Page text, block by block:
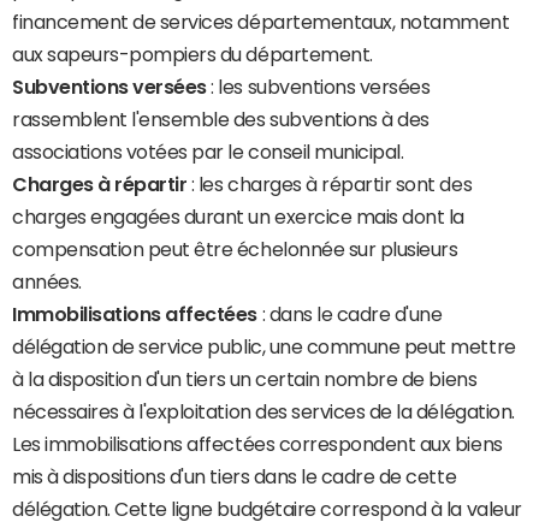
financement de services départementaux, notamment
aux sapeurs-pompiers du département.
Subventions versées: les subventions versées
rassemblent l'ensemble des subventions à des
associations votées par le conseil municipal.
Charges à répartir : les charges à répartir sont des
charges engagées durant un exercice mais dont la
compensation peut être échelonnée sur plusieurs
années.
Immobilisations affectées : dans le cadre d'une
délégation de service public, une commune peut mettre
à la disposition d'un tiers un certain nombre de biens
nécessaires à l'exploitation des services de la délégation.
Les immobilisations affectées correspondent aux biens
mis à dispositions d'un tiers dans le cadre de cette
délégation. Cette ligne budgétaire correspond à la valeur